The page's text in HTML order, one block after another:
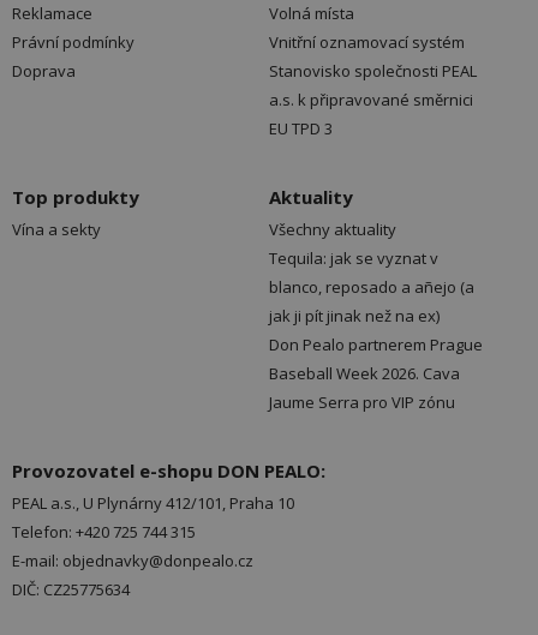
Reklamace
Právní podmínky
Doprava
Volná místa
Vnitřní oznamovací systém
Stanovisko společnosti PEAL
a.s. k připravované směrnici
EU TPD 3
Top produkty
Vína a sekty
Aktuality
Všechny aktuality
Tequila: jak se vyznat v
blanco, reposado a añejo (a
jak ji pít jinak než na ex)
Don Pealo partnerem Prague
Baseball Week 2026. Cava
Jaume Serra pro VIP zónu
Provozovatel e-shopu DON PEALO:
PEAL a.s., U Plynárny 412/101, Praha 10
Telefon: +420 725 744 315
E-mail: objednavky@donpealo.cz
DIČ: CZ25775634